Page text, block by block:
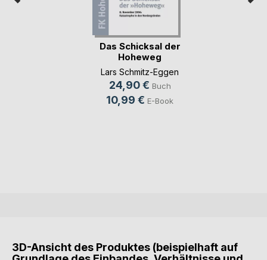
Das Schicksal der
Hoheweg
Lars Schmitz-Eggen
24,90 € Buch
10,99 € E-Book
3D-Ansicht des Produktes (beispielhaft auf